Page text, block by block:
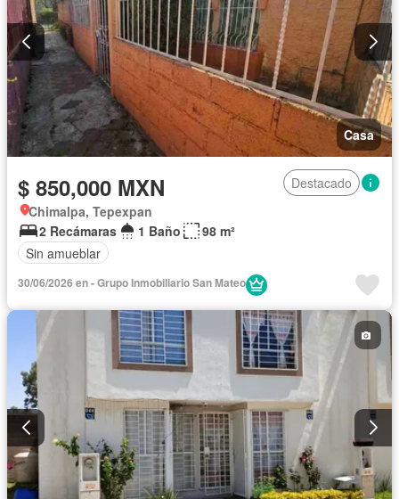
Casa
$ 850,000 MXN
Destacado
Chimalpa, Tepexpan
2 Recámaras
1 Baño
98 m²
Sin amueblar
30/06/2026 en - Grupo Inmobiliario San Mateo